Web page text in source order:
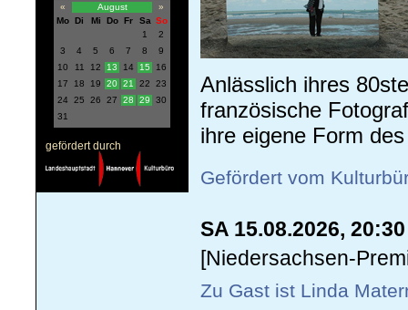
Anlässlich ihres
französische
ihre eigene Form
Gefördert vom
SA 15.08.2026,
[Niedersachsen-
Zu Gast ist Linda
« August
»
Mo Di Mi Do Fr Sa So
1
2
3
4 5 6 7 8
9
10
11 12 13 14 15
16
17
18 19 20 21 22
23
24
25 26 27 28 29
30
31
gefördert durch